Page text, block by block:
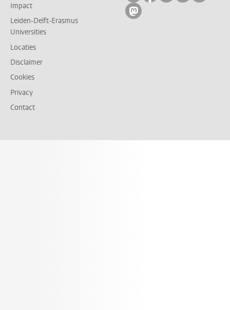
Impact
Leiden-Delft-Erasmus
Universities
Locaties
Disclaimer
Cookies
Privacy
Contact
Volg ons op mastodon